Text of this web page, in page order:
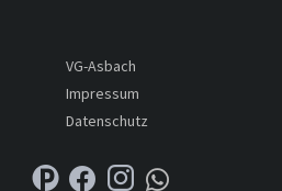
VG-Asbach
Impressum
Datenschutz